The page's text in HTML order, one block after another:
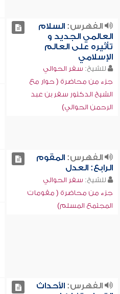
الفهرس:السلام
العالمي الجديد و
تأثيره على العالم
الإسلامي
للشيخ: سفر الحوالي
جزء من محاضرة ( حوار مع
الشيخ الدكتور سفر بن عبد
الرحمن الحوالي)
الفهرس:المقوم
الرابع: العدل
للشيخ: سفر الحوالي
جزء من محاضرة ( مقومات
المجتمع المسلم)
الفهرس:الأحداث